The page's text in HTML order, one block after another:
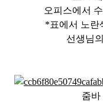
오피스에서
*표에서 노란
선생님
줌바